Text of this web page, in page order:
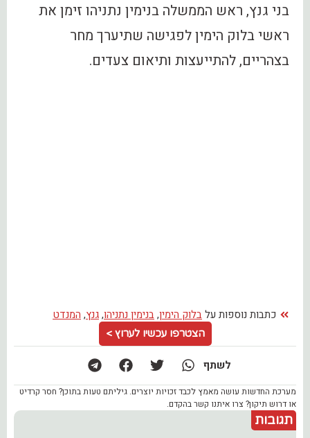
בני גנץ, ראש הממשלה בנימין נתניהו זימן את
ראשי בלוק הימין לפגישה שתיערך מחר
בצהריים, להתייעצות ותיאום צעדים.
כתבות נוספות עלבלוק הימין,בנימין נתניהו,גנץ, המנדט
הצטרפו עכשיו לערוץ >
לשתף
מערכת החדשות עושה מאמץ לכבד זכויות יוצרים. גיליתם טעות בתוכן? חסר קרדיט
או דרוש תיקון? צרו איתנו קשר בהקדם.
תגובות